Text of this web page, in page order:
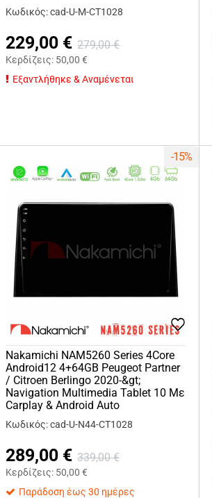
Κωδικός: cad-U-M-CT1028
229,00 € 279,00 €
Κερδίζεις: 50,00 €
Εξαντλήθηκε & Αναμένεται
-15%
Nakamichi NAM5260 Series 4Core
Android12 4+64GB Peugeot Partner
/ Citroen Berlingo 2020-&gt;
Navigation Multimedia Tablet 10 Με
Carplay & Android Auto
Κωδικός: cad-U-N44-CT1028
289,00 € 339,00 €
Κερδίζεις: 50,00 €
Παράδοση έως 30 ημέρες